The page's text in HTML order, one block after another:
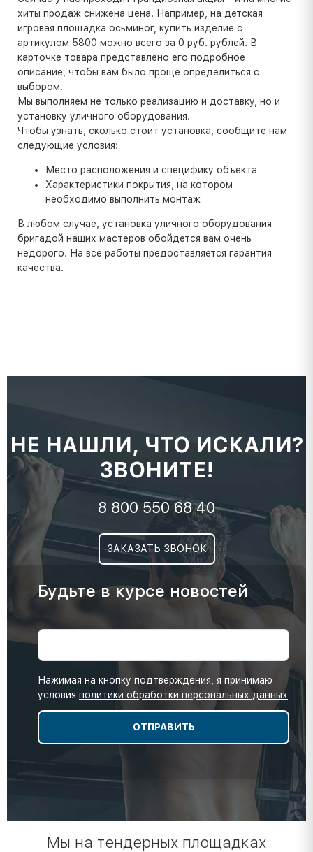
хиты продаж снижена цена. Например, на детская
игровая площадка осьминог, купить изделие с
артикулом 5800 можно всего за 0 руб. рублей. В
карточке товара представлено его подробное
описание, чтобы вам было проще определиться с
выбором.
Мы выполняем не только реализацию и доставку, но и
установку уличного оборудования.
Чтобы узнать, сколько стоит установка, сообщите нам
следующие условия:
Место расположения и специфику объекта
Характеристики покрытия, на котором
необходимо выполнить монтаж
В любом случае, установка уличного оборудования
бригадой наших мастеров обойдется вам очень
недорого. На все работы предоставляется гарантия
качества.
НЕ НАШЛИ, ЧТО ИСКАЛИ?
ЗВОНИТЕ!
8 800 550 68 40
ЗАКАЗАТЬ ЗВОНОК
Будьте в курсе новостей
Нажимая на кнопку подтверждения, я принимаю
условия политики обработки персональных данных
Мы на тендерных площадках